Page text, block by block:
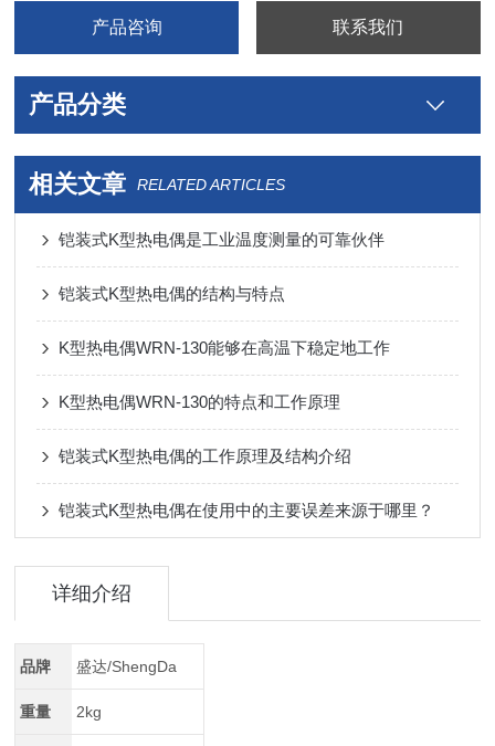
产品咨询 联系我们
产品分类
相关文章 RELATED ARTICLES
铠装式K型热电偶是工业温度测量的可靠伙伴
铠装式K型热电偶的结构与特点
K型热电偶WRN-130能够在高温下稳定地工作
K型热电偶WRN-130的特点和工作原理
铠装式K型热电偶的工作原理及结构介绍
铠装式K型热电偶在使用中的主要误差来源于哪里？
详细介绍
品牌 盛达/ShengDa
重量 2kg